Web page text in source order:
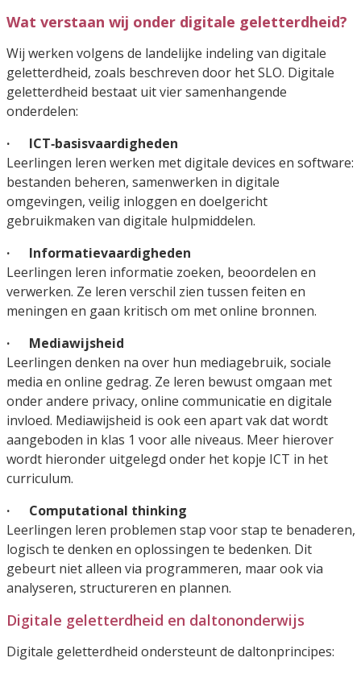
Wat verstaan wij onder digitale geletterdheid?
Wij werken volgens de landelijke indeling van digitale
geletterdheid, zoals beschreven door het SLO. Digitale
geletterdheid bestaat uit vier samenhangende
onderdelen:
· ICT‑basisvaardigheden
Leerlingen leren werken met digitale devices en software:
bestanden beheren, samenwerken in digitale
omgevingen, veilig inloggen en doelgericht
gebruikmaken van digitale hulpmiddelen.
· Informatievaardigheden
Leerlingen leren informatie zoeken, beoordelen en
verwerken. Ze leren verschil zien tussen feiten en
meningen en gaan kritisch om met online bronnen.
· Mediawijsheid
Leerlingen denken na over hun mediagebruik, sociale
media en online gedrag. Ze leren bewust omgaan met
onder andere privacy, online communicatie en digitale
invloed. Mediawijsheid is ook een apart vak dat wordt
aangeboden in klas 1 voor alle niveaus. Meer hierover
wordt hieronder uitgelegd onder het kopje ICT in het
curriculum.
· Computational thinking
Leerlingen leren problemen stap voor stap te benaderen,
logisch te denken en oplossingen te bedenken. Dit
gebeurt niet alleen via programmeren, maar ook via
analyseren, structureren en plannen.
Digitale geletterdheid en daltononderwijs
Digitale geletterdheid ondersteunt de daltonprincipes: